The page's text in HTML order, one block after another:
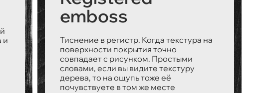
и
emboss
Тиснение в регистр. Когда текстура на
поверхности покрытия точно
совпадает с рисунком. Простыми
словами, если вы видите текстуру
дерева, то на ощупь тоже её
почувствуете в том же месте